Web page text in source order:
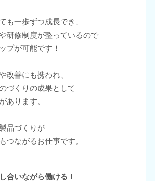
も一歩ずつ成長でき、
研修制度が整っているので
プが可能です！
改善にも携われ、
づくりの成果として
あります。
品づくりが
つながるお仕事です。
合いながら働ける！